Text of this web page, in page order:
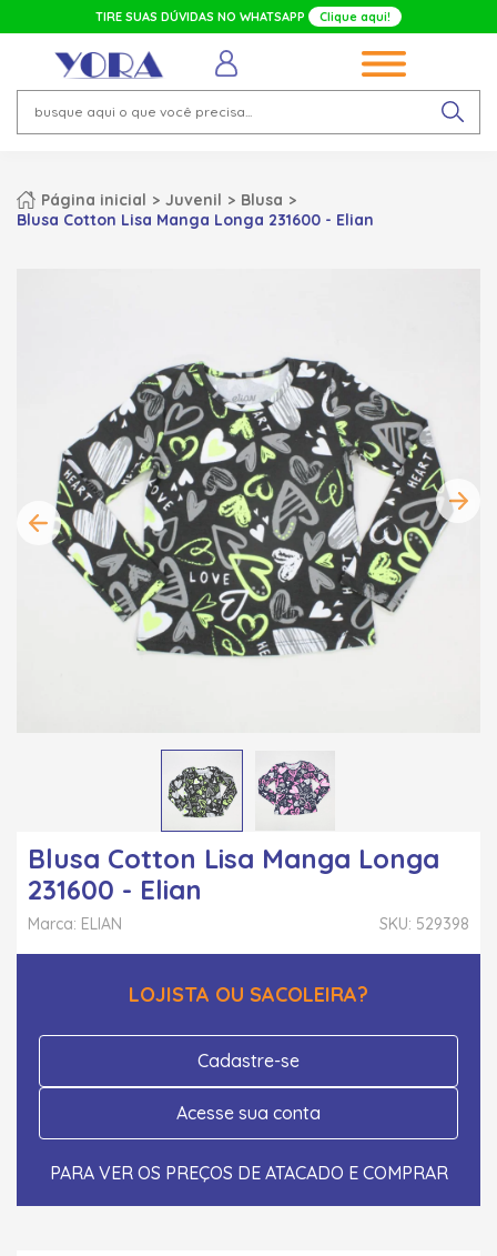
TIRE SUAS DÚVIDAS NO WHATSAPP Clique aqui!
Página inicial Juvenil
Blusa
Blusa Cotton Lisa Manga Longa 231600 - Elian
Blusa Cotton Lisa Manga Longa
231600 - Elian
SKU: 529398
Marca: ELIAN
LOJISTA OU SACOLEIRA?
Cadastre-se
Acesse sua conta
PARA VER OS PREÇOS DE ATACADO E COMPRAR